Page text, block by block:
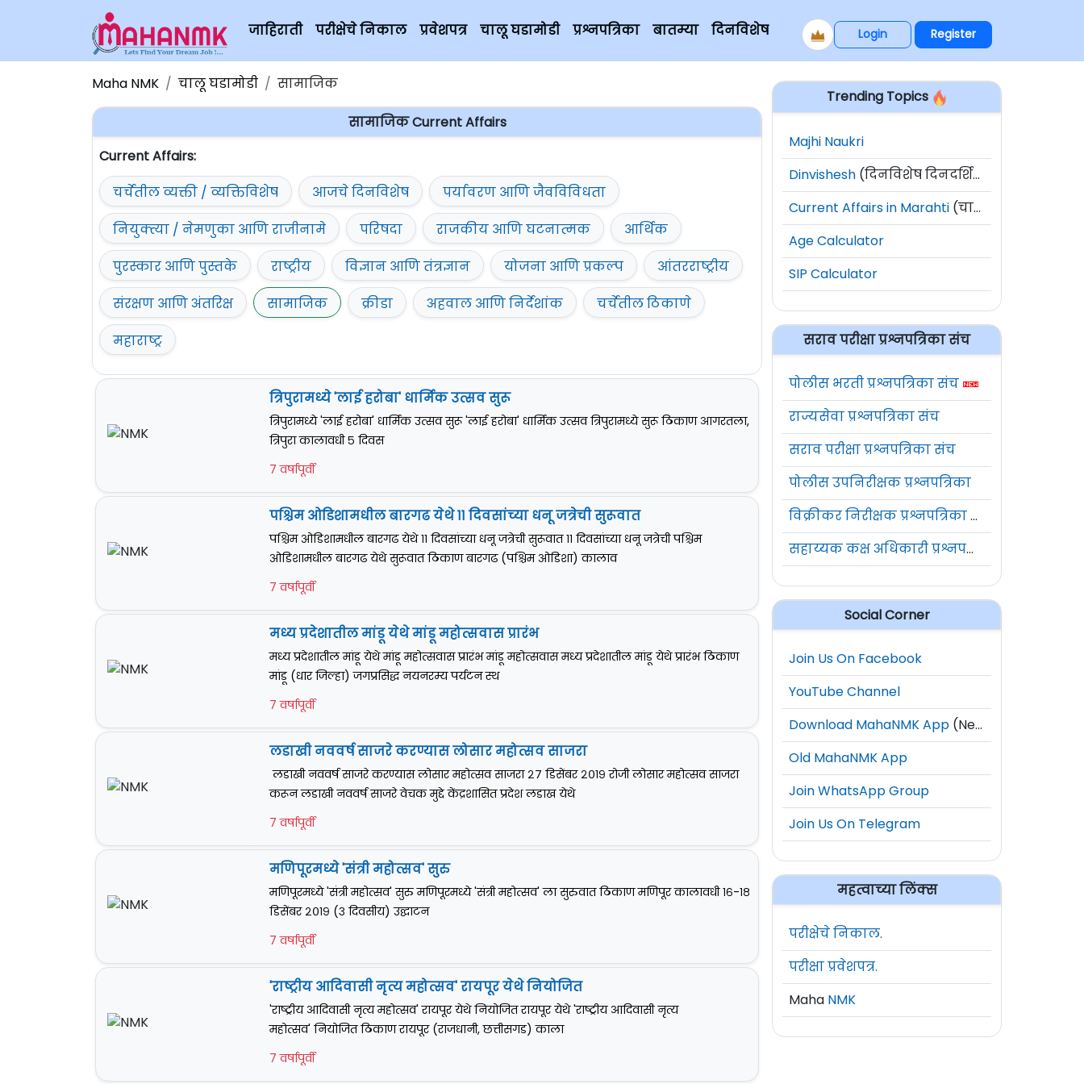
जाहिराती परीक्षेचे निकाल प्रवेशपत्र चालू घडामोडी प्रश्नपत्रिका बातम्या दिनविशेष Login Register
Maha NMK चालू घडामोडी सामाजिक
सामाजिक Current Affairs
Current Affairs:
चर्चेतील व्यक्ती / व्यक्तिविशेष
आजचे दिनविशेष
पर्यावरण आणि जैवविविधता
नियुक्त्या / नेमणुका आणि राजीनामे
परिषदा राजकीय आणि घटनात्मक
आर्थिक
पुरस्कार आणि पुस्तके
राष्ट्रीय विज्ञान आणि तंत्रज्ञान योजना आणि प्रकल्प
आंतरराष्ट्रीय
संरक्षण आणि अंतरिक्ष
सामाजिक क्रीडा अहवाल आणि निर्देशांक
चर्चेतील ठिकाणे
महाराष्ट्र
त्रिपुरामध्ये 'लाई हरोबा' धार्मिक उत्सव सुरू
त्रिपुरामध्ये 'लाई हरोबा' धार्मिक उत्सव सुरू 'लाई हरोबा' धार्मिक उत्सव त्रिपुरामध्ये सुरू ठिकाण आगरतला,
त्रिपुरा कालावधी ५ दिवस
7 वर्षापूर्वी
पश्चिम ओडिशामधील बारगढ येथे ११ दिवसांच्या धनू जत्रेची सुरूवात
पश्चिम ओडिशामधील बारगढ येथे ११ दिवसांच्या धनू जत्रेची सुरूवात ११ दिवसांच्या धनू जत्रेची पश्चिम
ओडिशामधील बारगढ येथे सुरूवात ठिकाण बारगढ (पश्चिम ओडिशा) कालाव
7 वर्षापूर्वी
मध्य प्रदेशातील मांडू येथे मांडू महोत्सवास प्रारंभ
मध्य प्रदेशातील मांडू येथे मांडू महोत्सवास प्रारंभ मांडू महोत्सवास मध्य प्रदेशातील मांडू येथे प्रारंभ ठिकाण
मांडू (धार जिल्हा) जगप्रसिद्ध नयनरम्य पर्यटन स्थ
7 वर्षापूर्वी
लडाखी नववर्ष साजरे करण्यास लोसार महोत्सव साजरा
लडाखी नववर्ष साजरे करण्यास लोसार महोत्सव साजरा २७ डिसेंबर २०१९ रोजी लोसार महोत्सव साजरा
करून लडाखी नववर्ष साजरे वेचक मुद्दे केंद्रशासित प्रदेश लडाख येथे
7 वर्षापूर्वी
मणिपूरमध्ये 'संत्री महोत्सव' सुरु
मणिपूरमध्ये 'संत्री महोत्सव' सुरु मणिपूरमध्ये 'संत्री महोत्सव' ला सुरुवात ठिकाण मणिपूर कालावधी १६-१८
डिसेंबर २०१९ (३ दिवसीय) उद्घाटन
7 वर्षापूर्वी
'राष्ट्रीय आदिवासी नृत्य महोत्सव' रायपूर येथे नियोजित
'राष्ट्रीय आदिवासी नृत्य महोत्सव' रायपूर येथे नियोजित रायपूर येथे 'राष्ट्रीय आदिवासी नृत्य
महोत्सव' नियोजित ठिकाण रायपूर (राजधानी, छत्तीसगड) काला
7 वर्षापूर्वी
Trending Topics
Majhi Naukri
Dinvishesh (दिनविशेष दिनदर्शिका)
Current Affairs in Marahti (चालू घडामोडी)
Age Calculator
SIP Calculator
सराव परीक्षा प्रश्नपत्रिका संच
पोलीस भरती प्रश्नपत्रिका संच
राज्यसेवा प्रश्नपत्रिका संच
सराव परीक्षा प्रश्नपत्रिका संच
पोलीस उपनिरीक्षक प्रश्नपत्रिका
विक्रीकर निरीक्षक प्रश्नपत्रिका संच
सहाय्यक कक्ष अधिकारी प्रश्नपत्रिका संच
Social Corner
Join Us On Facebook
YouTube Channel
Download MahaNMK App (New)
Old MahaNMK App
Join WhatsApp Group
Join Us On Telegram
महत्वाच्या लिंक्स
परीक्षेचे निकाल.
परीक्षा प्रवेशपत्र.
Maha NMK